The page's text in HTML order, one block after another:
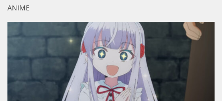
ANIME